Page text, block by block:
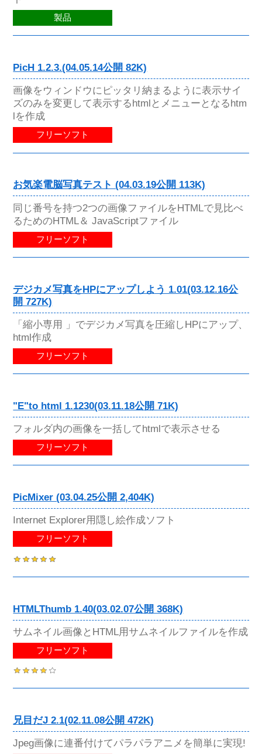
製品
PicH 1.2.3.(04.05.14公開 82K)
画像をウィンドウにピッタリ納まるように表示サイ
ズのみを変更して表示するhtmlとメニューとなるhtm
lを作成
フリーソフト
お気楽電脳写真テスト (04.03.19公開 113K)
同じ番号を持つ2つの画像ファイルをHTMLで見比べ
るためのHTML＆ JavaScriptファイル
フリーソフト
デジカメ写真をHPにアップしよう 1.01(03.12.16公
開 727K)
「縮小専用 」でデジカメ写真を圧縮しHPにアップ、
html作成
フリーソフト
"E"to html 1.1230(03.11.18公開 71K)
フォルダ内の画像を一括してhtmlで表示させる
フリーソフト
PicMixer (03.04.25公開 2,404K)
Internet Explorer用隠し絵作成ソフト
フリーソフト
HTMLThumb 1.40(03.02.07公開 368K)
サムネイル画像とHTML用サムネイルファイルを作成
フリーソフト
兄目だJ 2.1(02.11.08公開 472K)
Jpeg画像に連番付けてパラパラアニメを簡単に実現!